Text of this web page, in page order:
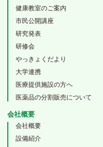
健康教室のご案内
市民公開講座
研究発表
研修会
やっきょくだより
大学連携
医療提供施設の方へ
医薬品の分割販売について
会社概要
会社概要
設備紹介